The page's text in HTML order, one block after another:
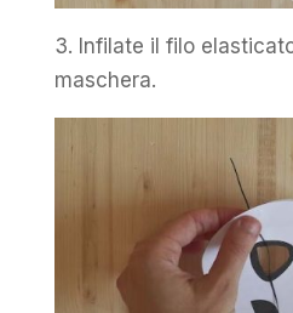
3. Infilate il filo
maschera.